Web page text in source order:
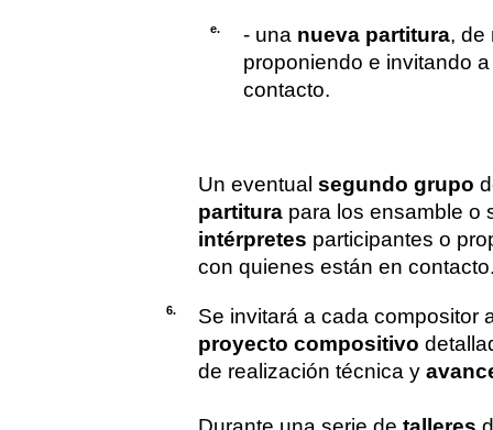
e. - una nueva partitura, de
proponiendo e invitando
contacto.
Un eventual segundo grupo
partitura para los ensamble o
intérpretes participantes o
con quienes están en
6.
Se invitará a cada compositor
proyecto compositivo
de realización técnica y